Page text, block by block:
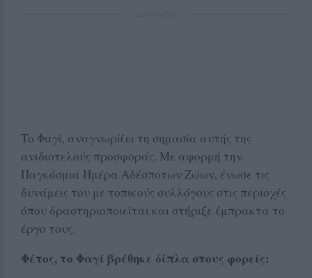
Το Φαγί, αναγνωρίζει τη σημασία αυτής της
ανιδιοτελούς προσφοράς. Με αφορμή την
Παγκόσμια Ημέρα Αδέσποτων Ζώων, ένωσε τις
δυνάμεις του με τοπικούς συλλόγους στις περιοχές
όπου δραστηριοποιείται και στήριξε έμπρακτα το
έργο τους.
Φέτος, το Φαγί βρέθηκε δίπλα στους φορείς: